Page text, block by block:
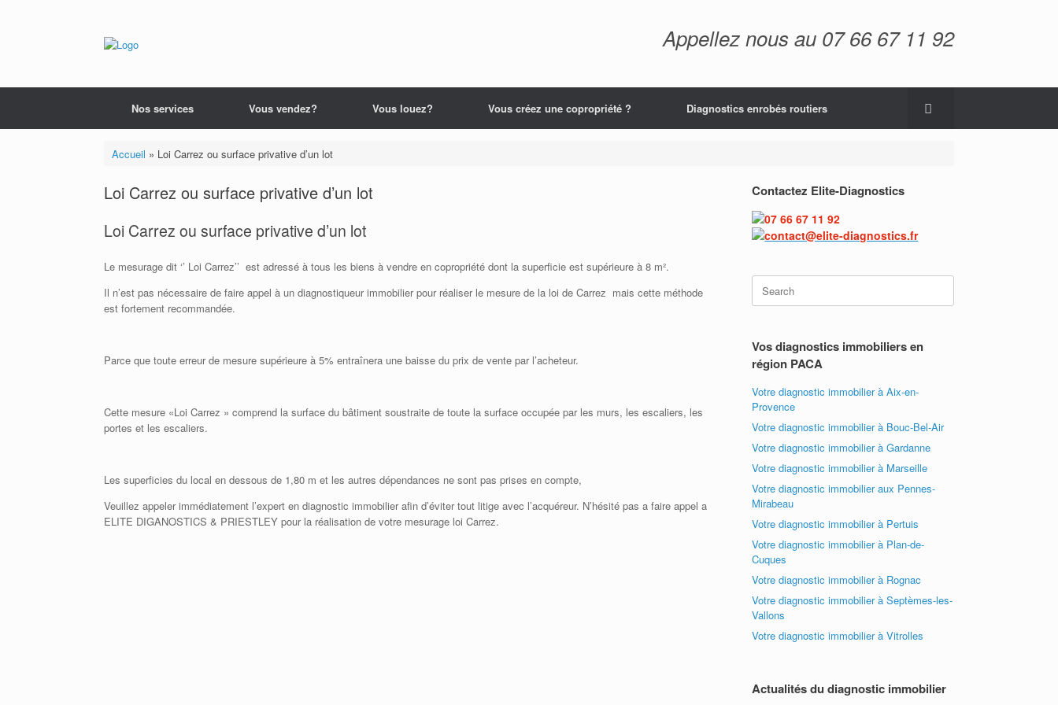
Appellez nous au 07 66 67 11 92
Nos services Vous vendez? Vous louez? Vous créez une copropriété ? Diagnostics enrobés routiers
Accueil » Loi Carrez ou surface privative d’un lot
Loi Carrez ou surface privative d’un lot
Loi Carrez ou surface privative d’un lot
Le mesurage dit ‘’ Loi Carrez’’ est adressé à tous les biens à vendre en copropriété dont la superficie est supérieure à 8 m².
Il n’est pas nécessaire de faire appel à un diagnostiqueur immobilier pour réaliser le mesure de la loi de Carrez mais cette méthode
est fortement recommandée.
Parce que toute erreur de mesure supérieure à 5% entraînera une baisse du prix de vente par l’acheteur.
Cette mesure «Loi Carrez » comprend la surface du bâtiment soustraite de toute la surface occupée par les murs, les escaliers, les
portes et les escaliers.
Les superficies du local en dessous de 1,80 m et les autres dépendances ne sont pas prises en compte,
Veuillez appeler immédiatement l’expert en diagnostic immobilier afin d’éviter tout litige avec l’acquéreur. N’hésité pas a faire appel a
ELITE DIGANOSTICS & PRIESTLEY pour la réalisation de votre mesurage loi Carrez.
Contactez Elite-Diagnostics
07 66 67 11 92
contact@elite-diagnostics.fr
Vos diagnostics immobiliers en
région PACA
Votre diagnostic immobilier à Aix-en-
Provence
Votre diagnostic immobilier à Bouc-Bel-Air
Votre diagnostic immobilier à Gardanne
Votre diagnostic immobilier à Marseille
Votre diagnostic immobilier aux Pennes-
Mirabeau
Votre diagnostic immobilier à Pertuis
Votre diagnostic immobilier à Plan-de-
Cuques
Votre diagnostic immobilier à Rognac
Votre diagnostic immobilier à Septèmes-les-
Vallons
Votre diagnostic immobilier à Vitrolles
Actualités du diagnostic immobilier